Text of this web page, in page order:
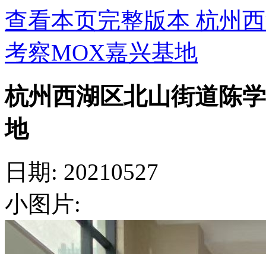
查看本页完整版本 杭州
考察MOX嘉兴基地
杭州西湖区北山街道陈
地
日期: 20210527
小图片: